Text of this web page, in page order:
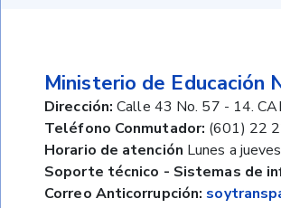
Ministerio de Educación
Dirección: Calle 43 No. 57 - 14.
Teléfono Conmutador: (601) 22
Horario de atención Lunes a
Soporte técnico - Sistemas de
Correo Anticorrupción: